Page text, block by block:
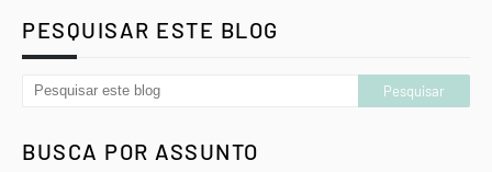
PESQUISAR ESTE BLOG
BUSCA POR ASSUNTO